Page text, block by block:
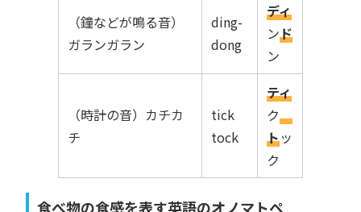
（鐘などが鳴る音）
ガランガラン
ding-
dong
ディ
ンド
ン
（時計の音）カチカ
チ
tick
tock
ティ
ク
トッ
ク
食べ物の食感を表す英語のオノマトペ